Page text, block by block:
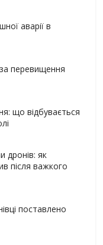
аварії в
перевищення
що відбувається
дронів: як
після важкого
поставлено